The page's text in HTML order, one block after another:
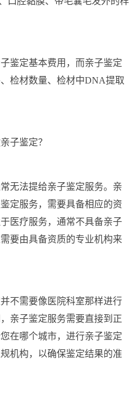
定基本费用，而亲子鉴定
检材数量、检材中DNA提取
子鉴定？
法提给亲子鉴定服务。亲
定服务，需要具备相应的资
医疗服务，通常不具备亲子
要由具备资质的专业机构来
需要像医院科室那样进行
亲子鉴定服务需要直接到正
在哪个城市，进行亲子鉴定
机构，以确保鉴定结果的准